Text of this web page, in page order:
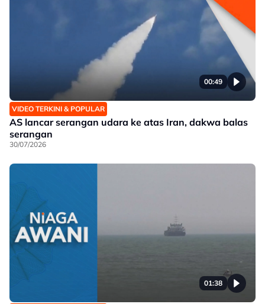
00:49
VIDEO TERKINI & POPULAR
AS lancar serangan udara ke atas Iran, dakwa balas
serangan
30/07/2026
01:38